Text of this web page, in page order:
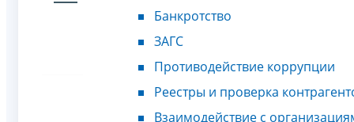
Банкротство
ЗАГС
Противодействие коррупции
Реестры и проверка
Взаимодействие с